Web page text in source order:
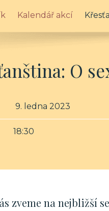
Kalendář akcí
O
9. ledna 2023
18:30
zveme na nejbližší